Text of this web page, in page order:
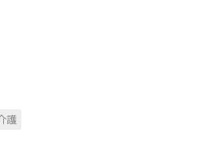
護